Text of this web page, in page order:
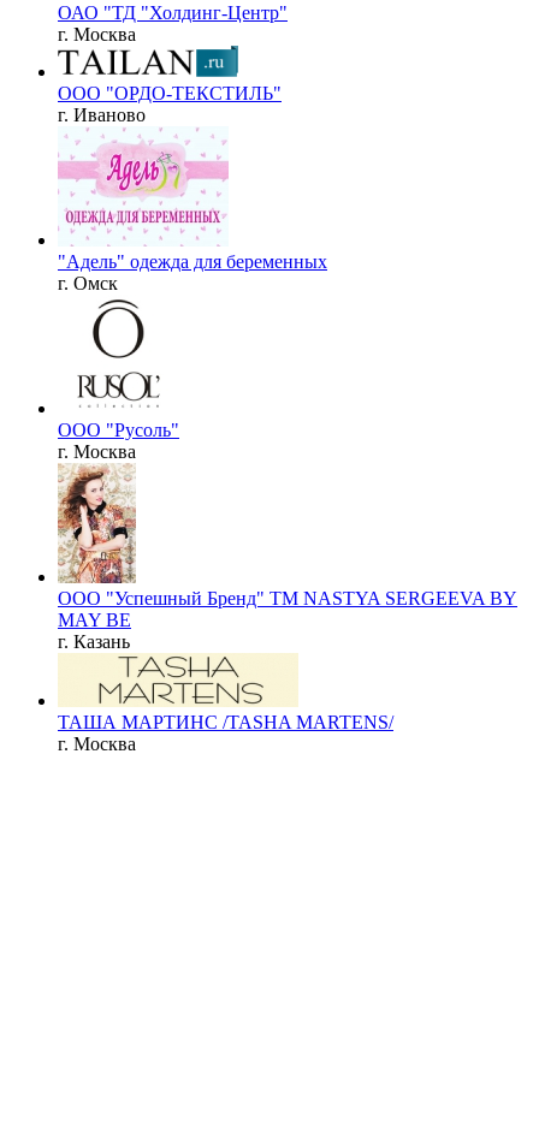
ОАО "ТД "Холдинг-Центр"
г. Москва
ООО "ОРДО-ТЕКСТИЛЬ"
г. Иваново
"Адель" одежда для беременных
г. Омск
ООО "Русоль"
г. Москва
ООО "Успешный Бренд" ТМ NASTYA SERGEEVA BY
MAY BE
г. Казань
ТАША МАРТИНС /TASHA MARTENS/
г. Москва